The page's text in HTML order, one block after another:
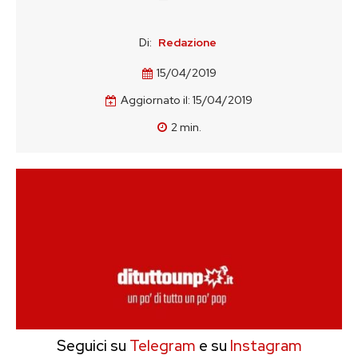
Di: Redazione
15/04/2019
Aggiornato il: 15/04/2019
2min.
Seguici su Telegram e su Instagram